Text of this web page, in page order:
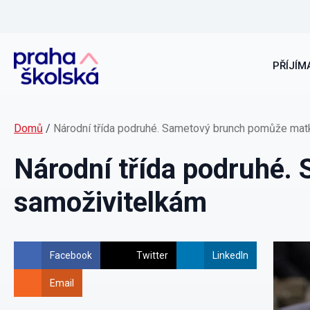
Domů / Národní třída podruhé. Sametový brunch pomůže
Národní třída podruhé.
samoživitelkám
Facebook Twitter LinkedIn
Email